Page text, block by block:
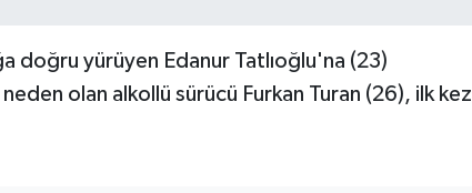
doğru yürüyen Edanur Tatlıoğlu'na (23)
olan alkollü sürücü Furkan Turan (26), ilk kez